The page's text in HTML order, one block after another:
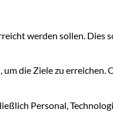
werden sollen. Dies
die Ziele zu erreichen.
Personal,